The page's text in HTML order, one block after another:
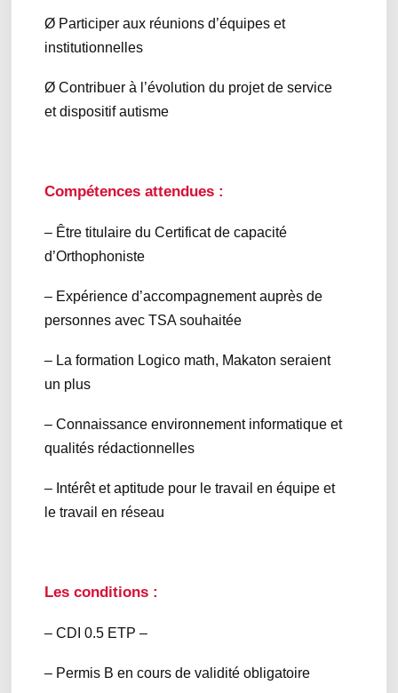
Ø Participer aux réunions d’équipes et
institutionnelles
Ø Contribuer à l’évolution du projet de service
et dispositif autisme
Compétences attendues :
– Être titulaire du Certificat de capacité
d’Orthophoniste
– Expérience d’accompagnement auprès de
personnes avec TSA souhaitée
– La formation Logico math, Makaton seraient
un plus
– Connaissance environnement informatique et
qualités rédactionnelles
– Intérêt et aptitude pour le travail en équipe et
le travail en réseau
Les conditions :
– CDI 0.5 ETP –
– Permis B en cours de validité obligatoire